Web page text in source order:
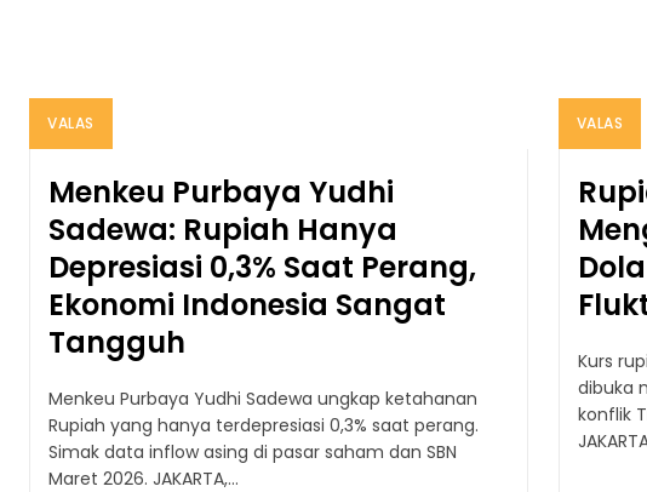
VALAS
Menkeu Purbaya Yudhi
Sadewa: Rupiah Hanya
Depresiasi 0,3% Saat Perang,
Ekonomi Indonesia Sangat
Tangguh
Menkeu Purbaya Yudhi Sadewa ungkap ketahanan
Rupiah yang hanya terdepresiasi 0,3% saat perang.
Simak data inflow asing di pasar saham dan SBN
Maret 2026. JAKARTA,...
VALAS
Kurs
dibuka
konflik